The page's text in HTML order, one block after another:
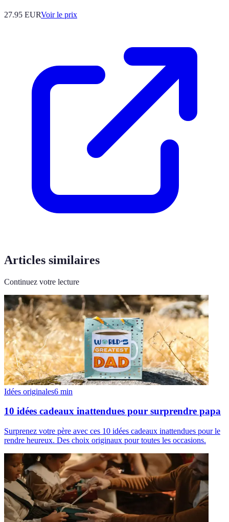
27.95 EURVoir le prix
Articles similaires
Continuez votre lecture
Idées originales6 min
10 idées cadeaux inattendues pour surprendre papa
Surprenez votre père avec ces 10 idées cadeaux inattendues pour le
rendre heureux. Des choix originaux pour toutes les occasions.